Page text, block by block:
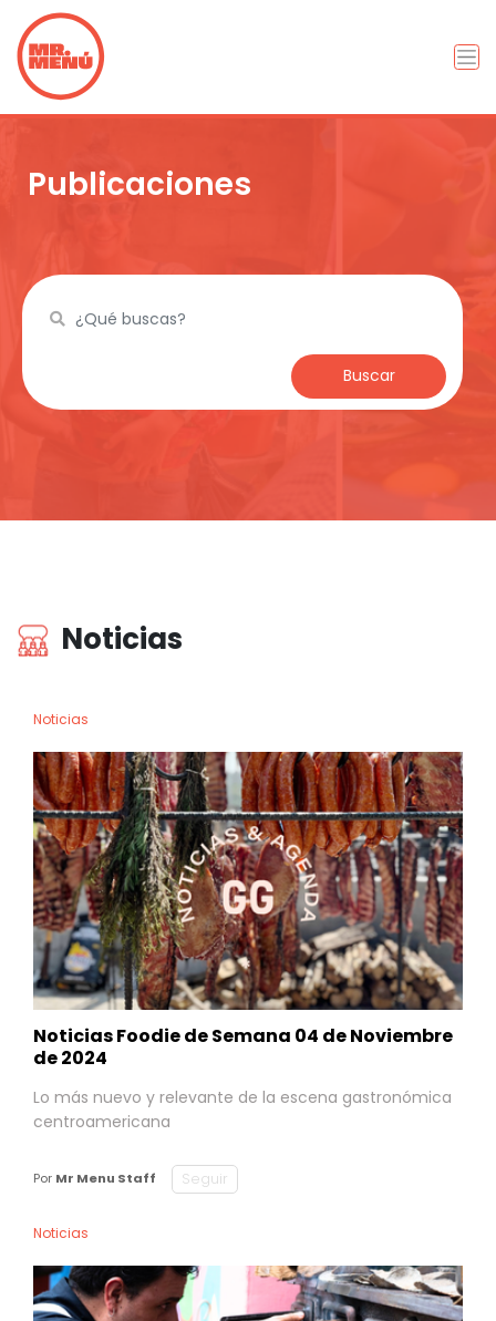
Publicaciones
Buscar
Noticias
Noticias
Noticias Foodie de Semana 04 de Noviembre
de 2024
Lo más nuevo y relevante de la escena gastronómica
centroamericana
Por Mr Menu Staff Seguir
Noticias